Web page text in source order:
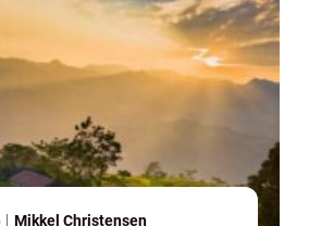
Mikkel Christensen